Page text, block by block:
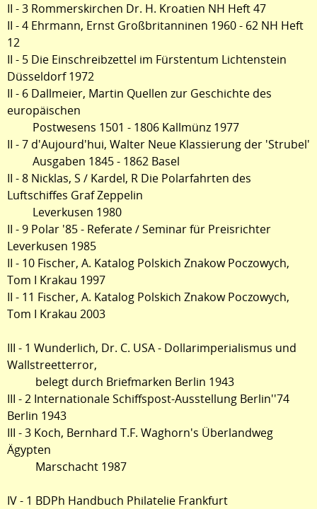
II - 3 Rommerskirchen Dr. H. Kroatien NH Heft 47
II - 4 Ehrmann, Ernst Großbritanninen 1960 - 62 NH Heft
12
II - 5 Die Einschreibzettel im Fürstentum Lichtenstein
Düsseldorf 1972
II - 6 Dallmeier, Martin Quellen zur Geschichte des
europäischen
Postwesens 1501 - 1806 Kallmünz 1977
II - 7 d'Aujourd'hui, Walter Neue Klassierung der 'Strubel'
Ausgaben 1845 - 1862 Basel
II - 8 Nicklas, S / Kardel, R Die Polarfahrten des
Luftschiffes Graf Zeppelin
Leverkusen 1980
II - 9 Polar '85 - Referate / Seminar für Preisrichter
Leverkusen 1985
II - 10 Fischer, A. Katalog Polskich Znakow Poczowych,
Tom I Krakau 1997
II - 11 Fischer, A. Katalog Polskich Znakow Poczowych,
Tom I Krakau 2003
III - 1 Wunderlich, Dr. C. USA - Dollarimperialismus und
Wallstreetterror,
belegt durch Briefmarken Berlin 1943
III - 2 Internationale Schiffspost-Ausstellung Berlin''74
Berlin 1943
III - 3 Koch, Bernhard T.F. Waghorn's Überlandweg
Ägypten
Marschacht 1987
IV - 1 BDPh Handbuch Philatelie Frankfurt